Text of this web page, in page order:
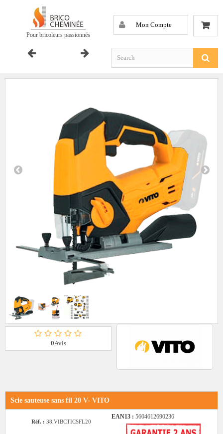
Pour bricoleurs passionnés
Mon Compte
0Avis
Scie sauteuse sans fil 20 V- VITO
Réf. : 38.VIBCTICSFL20
EAN13 : 5604612690236